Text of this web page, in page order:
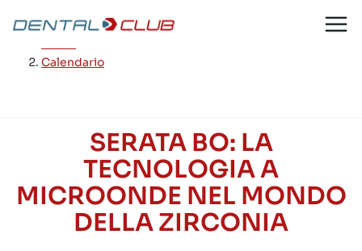
contenuto
Calendario
SERATA BO: LA
TECNOLOGIA A
MICROONDE NEL MONDO
DELLA ZIRCONIA